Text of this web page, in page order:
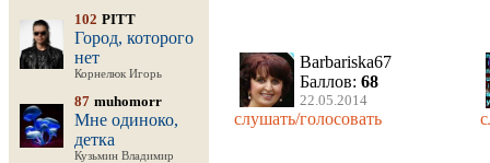
102 PITT
Город, которого
нет
Корнелюк Игорь
87 muhomorr
Мне одиноко,
детка
Кузьмин Владимир
Barbariska67
Баллов: 68
22.05.2014
слушать/голосовать